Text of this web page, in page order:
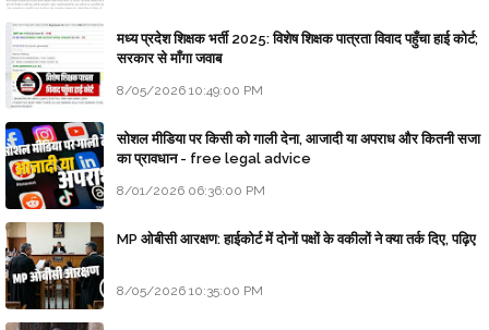
मध्य प्रदेश शिक्षक भर्ती 2025: विशेष शिक्षक पात्रता विवाद पहुँचा हाई कोर्ट;
सरकार से माँगा जवाब
8/05/2026 10:49:00 PM
सोशल मीडिया पर किसी को गाली देना, आजादी या अपराध और कितनी सजा
का प्रावधान - free legal advice
8/01/2026 06:36:00 PM
MP ओबीसी आरक्षण: हाईकोर्ट में दोनों पक्षों के वकीलों ने क्या तर्क दिए, पढ़िए
8/05/2026 10:35:00 PM